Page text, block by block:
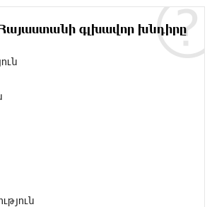
մեր եկեղեցին․ Մենուա
5-08-2026
Կարապետյանը հարցազրույց է տվել
խաղարկության․ զգուշացում
Հայաստանի գլխավոր խնդիրը